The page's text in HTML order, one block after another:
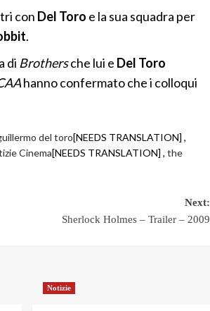
con Del Toro e la sua squadra per
.
di Brothersche lui e Del Toro
hanno confermato che i colloqui
del toro[NEEDS TRANSLATION] ,
Cinema[NEEDS TRANSLATION] , the
Next:
Sherlock Holmes – Trailer – 2009
Notizie